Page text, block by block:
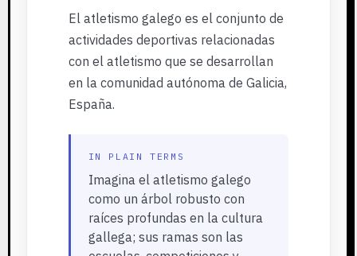
El atletismo galego es el conjunto de
actividades deportivas relacionadas
con el atletismo que se desarrollan
en la comunidad autónoma de Galicia,
España.
IN PLAIN TERMS
Imagina el atletismo galego
como un árbol robusto con
raíces profundas en la cultura
gallega; sus ramas son las